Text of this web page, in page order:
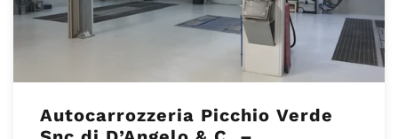
Autocarrozzeria Picchio Verde